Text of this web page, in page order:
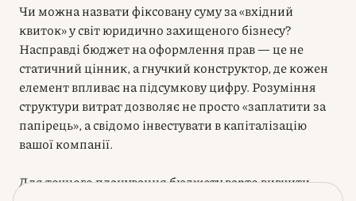
Чи можна назвати фіксовану суму за «вхідний
квиток» у світ юридично захищеного бізнесу?
Насправді бюджет на оформлення прав — це не
статичний цінник, а гнучкий конструктор, де кожен
елемент впливає на підсумкову цифру. Розуміння
структури витрат дозволяє не просто «заплатити за
папірець», а свідомо інвестувати в капіталізацію
вашої компанії.
Для точного планування бюджету варто вивчити